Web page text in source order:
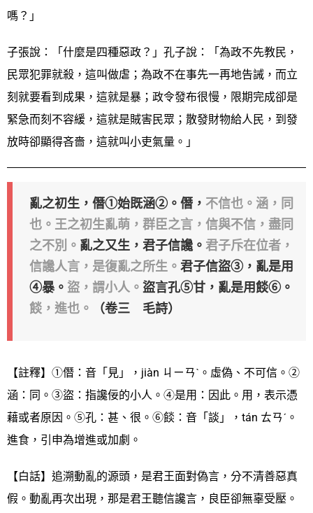
嗎？」
子張說：「什麼是四種惡政？」孔子說：「為政不先教民，
民眾犯罪就殺，這叫做虐；為政不在事先一再地告誡，而立
刻就要看到成果，這就是暴；政令發布很慢，限期完成卻是
緊急而刻不容緩，這就是賊害民眾；散發財物給人民，到發
放時卻顯得吝嗇，這就叫小吏氣量。」
亂之初生，僭①始既涵②。 僭， 不信也。涵，同
也。王之初生亂萌，群臣之言，信與不信，盡同
之不別。 亂之又生，君子信讒。 君子斥在位者，
信讒人言，是復亂之所生。 君子信盜③，亂是用
④暴。 盜，謂小人。 盜言孔⑤甘，亂是用餤⑥。
餤，進也。
（卷三 毛詩）
【註釋】①僭：音「見」，jiàn ㄐㄧㄢˋ。虛偽、不可信。②
涵：同。③盜：指讒佞的小人。④是用：因此。用，表示憑
藉或者原因。⑤孔：甚、很。⑥餤：音「談」，tán ㄊㄢˊ。
進食，引申為增進或加劇。
【白話】追溯動亂的源頭，是君王面對偽言，分不清善惡真
假。動亂再次出現，那是君王聽信讒言，良臣卻無辜受壓。